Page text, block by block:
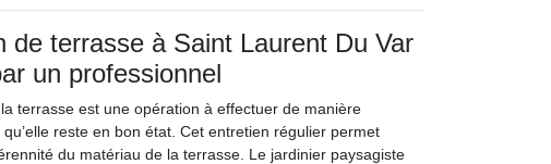
de terrasse à Saint Laurent Du Var
un professionnel
la terrasse est une opération à effectuer de manière
reste en bon état. Cet entretien régulier permet
du matériau de la terrasse. Le jardinier paysagiste